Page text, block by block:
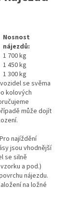
Nosnost
nájezdů:
1 700 kg
1 450 kg
1 300 kg
se svěma
kolových
může dojít
najíždění
jsou vhodnější
se silně
a pod.)
nájezdu.
na ložné